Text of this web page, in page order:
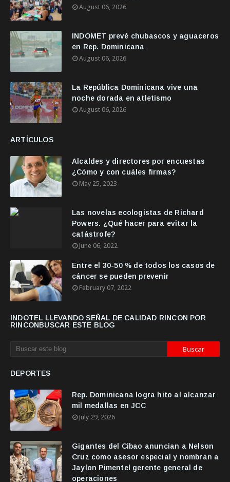
August 06, 2026
INDOMET prevé chubascos y aguaceros
en Rep. Dominicana
August 06, 2026
La República Dominicana vive una
noche dorada en atletismo
August 06, 2026
ARTÍCULOS
Alcaldes y directores por encuestas
¿Cómo y con cuáles firmas?
May 25, 2023
Las novelas ecologistas de Richard
Powers. ¿Qué hacer para evitar la
catástrofe?
June 06, 2022
Entre el 30-50 % de todos los casos de
cáncer se pueden prevenir
February 07, 2022
INDOTEL LLEVANDO SEÑAL DE CALIDAD RINCON POR
RINCONBUSCAR ESTE BLOG
DEPORTES
Rep. Dominicana logra hito al alcanzar
mil medallas en JCC
July 29, 2026
Gigantes del Cibao anuncian a Nelson
Cruz como asesor especial y nombran a
Jaylon Pimentel gerente general de
operaciones